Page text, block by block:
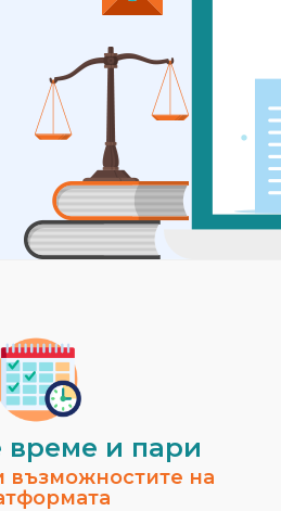
време и пари
възможностите на